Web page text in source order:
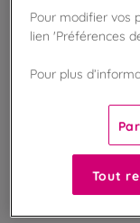
Gagnez
Liste des
Pour modifier vos
lien 'Préférences
Pour plus
Tout